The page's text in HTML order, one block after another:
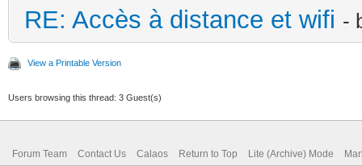
RE: Accès à distance et wifi -
View a Printable Version
Users browsing this thread: 3 Guest(s)
Forum Team Contact Us Calaos Return to Top Lite (Archive) Mode